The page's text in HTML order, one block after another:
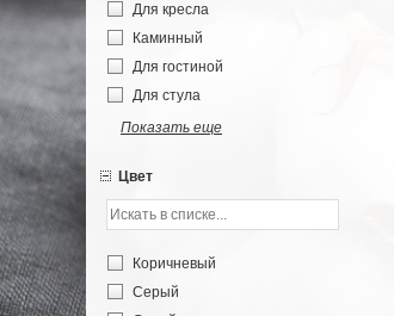
Для кресла
Каминный
Для гостиной
Для стула
Показать еще
Цвет
Коричневый
Серый